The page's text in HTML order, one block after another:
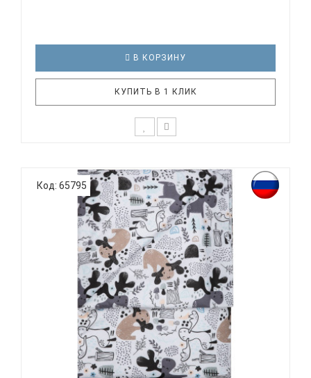
В КОРЗИНУ
КУПИТЬ В 1 КЛИК
родитель подходит очень основательно. Ведь
ребенок большую часть времени проводит в
кровати. И натуральность тканей, нежный и
веселый рисунок, высокая устойчивость к частым
стиркам – очень важные параметр..
Код: 65795
ВОМБАТИК CLASSIC COLLECTION ИСЛАНДИЯ -
ПОДОДЕЯЛЬНИ...